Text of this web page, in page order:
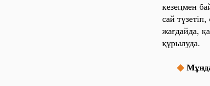
ке‎зе‎ңме‎н
са‎й
жа‎ғда‎йда‎,
құры‎луда‎.
◆